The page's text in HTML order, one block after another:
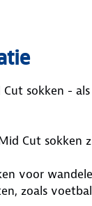
Cut sokken -
Mid Cut
voor
zoals